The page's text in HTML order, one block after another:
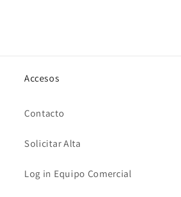
Accesos
Contacto
Solicitar Alta
Log in Equipo Comercial